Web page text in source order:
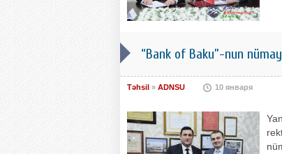
“Bank of Baku”-nun
Təhsil » ADNSU 10 января